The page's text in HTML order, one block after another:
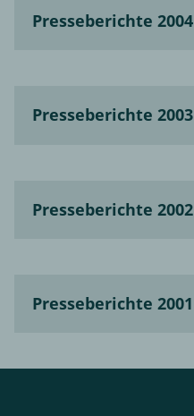
Presseberichte 2004
Presseberichte 2003
Presseberichte 2002
Presseberichte 2001